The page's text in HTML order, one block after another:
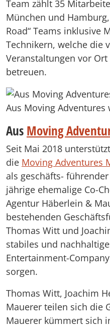
Team zählt 35
München und
Road“ Teams inklusive
Technikern, welche die
Veranstaltungen vor
betreuen.
Aus Moving Adventures
Aus Moving
Seit Mai 2018
die Moving Adventures
als geschäfts-
jährige ehemalige Co-
Agentur Häberlein &
bestehenden
Thomas Witt und
stabiles und
Entertainment-
sorgen.
Thomas Witt, Joachim
Mauerer teilen sich die
Mauerer kümmert sich